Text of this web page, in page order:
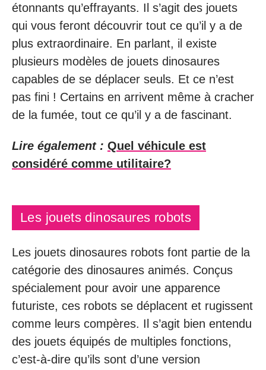
étonnants qu’effrayants. Il s’agit des jouets
qui vous feront découvrir tout ce qu’il y a de
plus extraordinaire. En parlant, il existe
plusieurs modèles de jouets dinosaures
capables de se déplacer seuls. Et ce n’est
pas fini ! Certains en arrivent même à cracher
de la fumée, tout ce qu’il y a de fascinant.
Lire également : Quel véhicule est
considéré comme utilitaire?
Les jouets dinosaures robots
Les jouets dinosaures robots font partie de la
catégorie des dinosaures animés. Conçus
spécialement pour avoir une apparence
futuriste, ces robots se déplacent et rugissent
comme leurs compères. Il s’agit bien entendu
des jouets équipés de multiples fonctions,
c’est-à-dire qu’ils sont d’une version